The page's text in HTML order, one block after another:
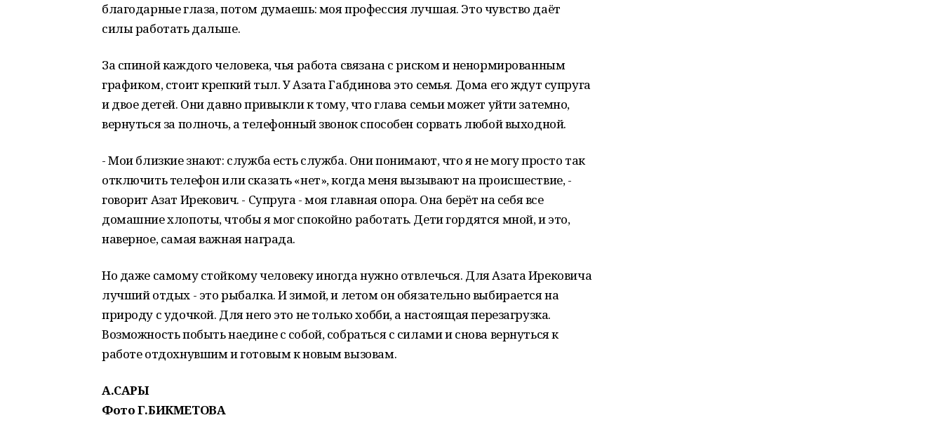
благодарные глаза, потом думаешь: моя профессия лучшая. Это чувство даёт
силы работать дальше.
За спиной каждого человека, чья работа связана с риском и ненормированным
графиком, стоит крепкий тыл. У Азата Габдинова это семья. Дома его ждут супруга
и двое детей. Они давно привыкли к тому, что глава семьи может уйти затемно,
вернуться за полночь, а телефонный звонок способен сорвать любой выходной.
- Мои близкие знают: служба есть служба. Они понимают, что я не могу просто так
отключить телефон или сказать «нет», когда меня вызывают на происшествие, -
говорит Азат Ирекович. - Супруга - моя главная опора. Она берёт на себя все
домашние хлопоты, чтобы я мог спокойно работать. Дети гордятся мной, и это,
наверное, самая важная награда.
Но даже самому стойкому человеку иногда нужно отвлечься. Для Азата Ирековича
лучший отдых - это рыбалка. И зимой, и летом он обязательно выбирается на
природу с удочкой. Для него это не только хобби, а настоящая перезагрузка.
Возможность побыть наедине с собой, собраться с силами и снова вернуться к
работе отдохнувшим и готовым к новым вызовам.
А.САРЫ
Фото Г.БИКМЕТОВА